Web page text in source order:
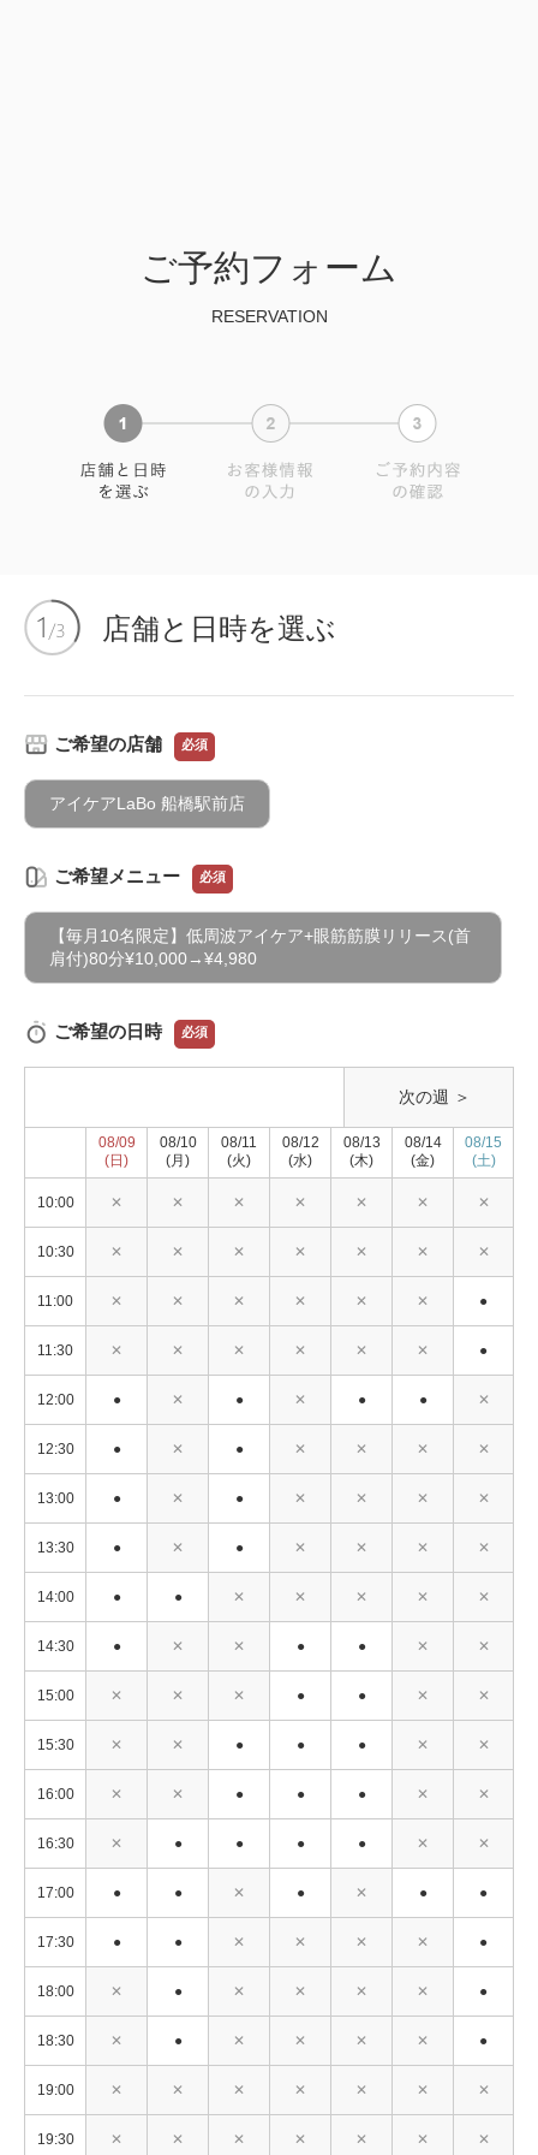
ご予約フォーム
RESERVATION
店舗と日時を選ぶ
ご希望の店舗 必須
アイケアLaBo 船橋駅前店
ご希望メニュー 必須
【毎月10名限定】低周波アイケア+眼筋筋膜リリース(首
肩付)80分¥10,000→¥4,980
ご希望の日時 必須
次の週 ＞
08/09
(日)
08/10
(月)
08/11
(火)
08/12
(水)
08/13
(木)
08/14
(金)
08/15
(土)
10:00 ✕ ✕ ✕ ✕ ✕ ✕ ✕
10:30 ✕ ✕ ✕ ✕ ✕ ✕ ✕
11:00 ✕ ✕ ✕ ✕ ✕ ✕ ●
11:30 ✕ ✕ ✕ ✕ ✕ ✕ ●
12:00 ● ✕ ● ✕ ● ● ✕
12:30 ● ✕ ● ✕ ✕ ✕ ✕
13:00 ● ✕ ● ✕ ✕ ✕ ✕
13:30 ● ✕ ● ✕ ✕ ✕ ✕
14:00 ● ● ✕ ✕ ✕ ✕ ✕
14:30 ● ✕ ✕ ● ● ✕ ✕
15:00 ✕ ✕ ✕ ● ● ✕ ✕
15:30 ✕ ✕ ● ● ● ✕ ✕
16:00 ✕ ✕ ● ● ● ✕ ✕
16:30 ✕ ● ● ● ● ✕ ✕
17:00 ● ● ✕ ● ✕ ● ●
17:30 ● ● ✕ ✕ ✕ ✕ ●
18:00 ✕ ● ✕ ✕ ✕ ✕ ●
18:30 ✕ ● ✕ ✕ ✕ ✕ ●
19:00 ✕ ✕ ✕ ✕ ✕ ✕ ✕
19:30 ✕ ✕ ✕ ✕ ✕ ✕ ✕